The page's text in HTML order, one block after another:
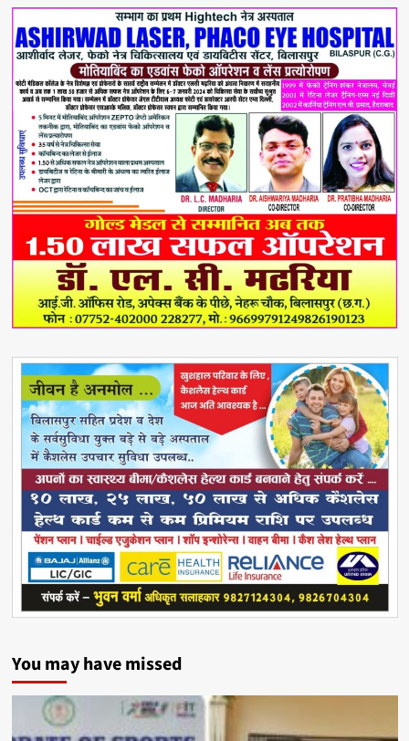
You may have missed